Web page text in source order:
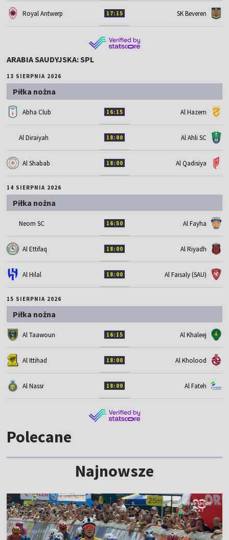
Royal Antwerp 17:15 SK Beveren
ARABIA SAUDYJSKA: SPL
13 SIERPNIA 2026
Piłka nożna
Abha Club 16:15 Al Hazem
Al Diraiyah 18:00 Al Ahli SC
Al Shabab 18:00 Al Qadisiya
14 SIERPNIA 2026
Piłka nożna
Neom SC 16:50 Al Fayha
Al Ettifaq 18:00 Al Riyadh
Al Hilal 18:00 Al Faisaly (SAU)
15 SIERPNIA 2026
Piłka nożna
Al Taawoun 16:15 Al Khaleej
Al Ittihad 18:00 Al Kholood
Al Nassr 18:00 Al Fateh
Polecane
Najnowsze